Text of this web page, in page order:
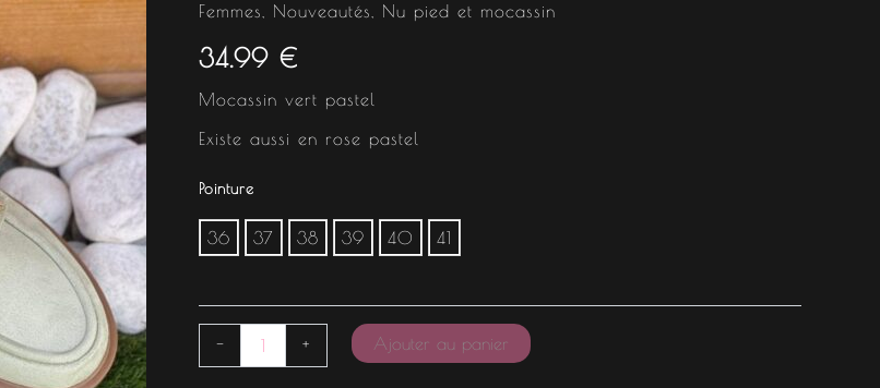
Femmes Nouveautés Nu pied et mocassin
34.99 €
Mocassin vert pastel
Existe aussi en rose pastel
Pointure
36 37 38 39 40 41
- + Ajouter au panier